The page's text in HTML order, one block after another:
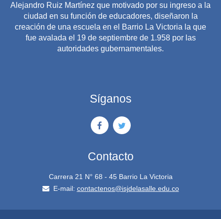
Alejandro Ruiz Martínez que motivado por su ingreso a la
ciudad en su función de educadores, diseñaron la
creación de una escuela en el Barrio La Victoria la que
fue avalada el 19 de septiembre de 1.958 por las
autoridades gubernamentales.
Síganos
Contacto
Carrera 21 N° 68 - 45 Barrio La Victoria
E-mail: contactenos@isjdelasalle.edu.co